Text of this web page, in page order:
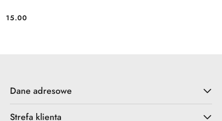
Cena:
15.00
Dane adresowe
Strefa klienta